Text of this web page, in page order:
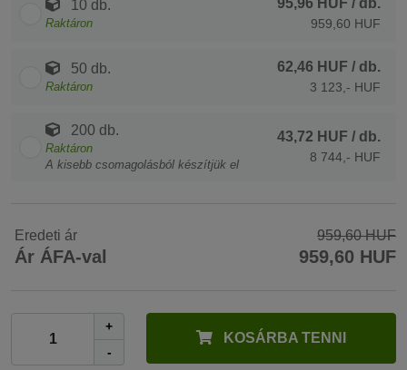
10 db.
Raktáron
95,96 HUF / db.
959,60 HUF
50 db.
Raktáron
62,46 HUF / db.
3 123,- HUF
200 db.
Raktáron
A kisebb csomagolásból készítjük el
43,72 HUF / db.
8 744,- HUF
Eredeti ár 959,60 HUF
Ár ÁFA-val 959,60 HUF
+
-
KOSÁRBA TENNI